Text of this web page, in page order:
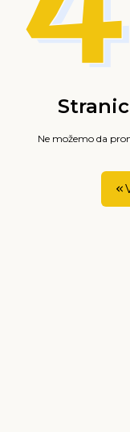
Ne možemo da